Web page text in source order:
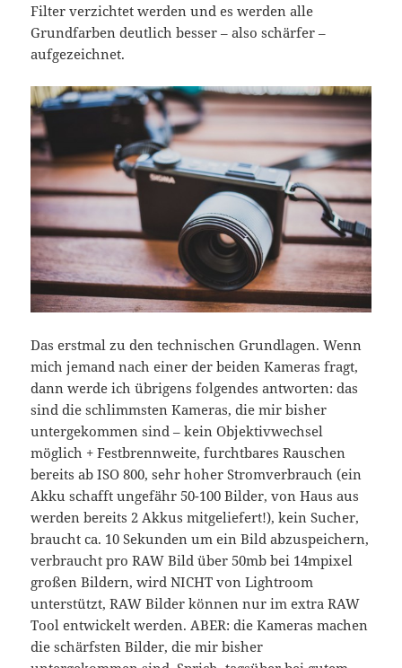
Filter verzichtet werden und es werden alle
Grundfarben deutlich besser – also schärfer –
aufgezeichnet.
Das erstmal zu den technischen Grundlagen. Wenn
mich jemand nach einer der beiden Kameras fragt,
dann werde ich übrigens folgendes antworten: das
sind die schlimmsten Kameras, die mir bisher
untergekommen sind – kein Objektivwechsel
möglich + Festbrennweite, furchtbares Rauschen
bereits ab ISO 800, sehr hoher Stromverbrauch (ein
Akku schafft ungefähr 50-100 Bilder, von Haus aus
werden bereits 2 Akkus mitgeliefert!), kein Sucher,
braucht ca. 10 Sekunden um ein Bild abzuspeichern,
verbraucht pro RAW Bild über 50mb bei 14mpixel
großen Bildern, wird NICHT von Lightroom
unterstützt, RAW Bilder können nur im extra RAW
Tool entwickelt werden. ABER: die Kameras machen
die schärfsten Bilder, die mir bisher